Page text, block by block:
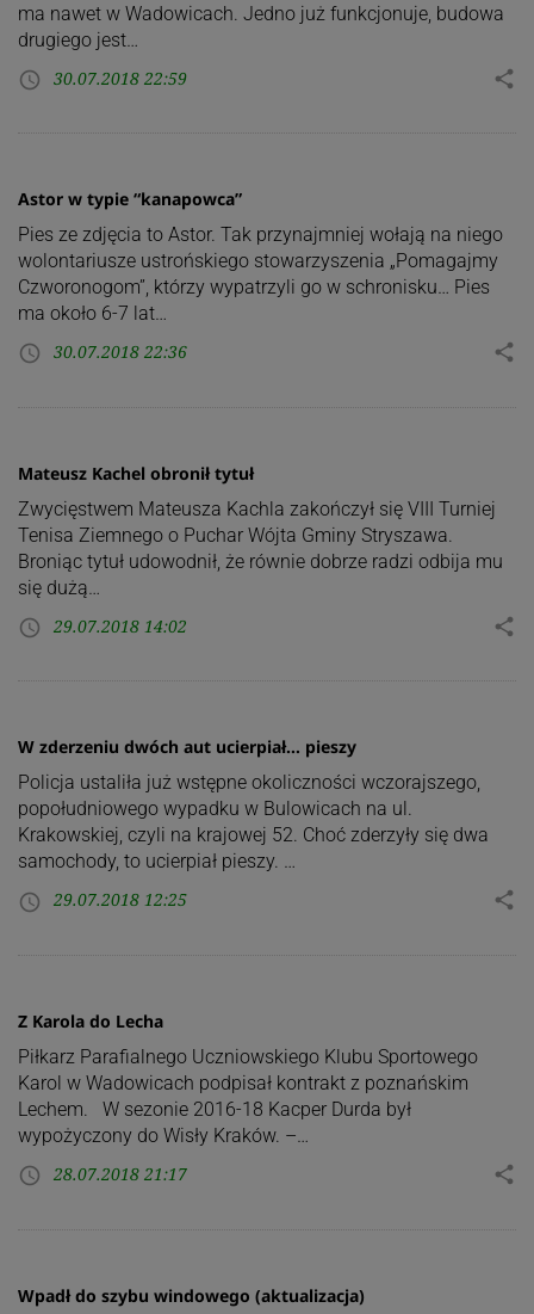
ma nawet w Wadowicach. Jedno już funkcjonuje, budowa
drugiego jest…
access_time 30.07.2018 22:59 share
Astor w typie “kanapowca”
Pies ze zdjęcia to Astor. Tak przynajmniej wołają na niego
wolontariusze ustrońskiego stowarzyszenia „Pomagajmy
Czworonogom”, którzy wypatrzyli go w schronisku… Pies
ma około 6-7 lat…
access_time 30.07.2018 22:36 share
Mateusz Kachel obronił tytuł
Zwycięstwem Mateusza Kachla zakończył się VIII Turniej
Tenisa Ziemnego o Puchar Wójta Gminy Stryszawa.
Broniąc tytuł udowodnił, że równie dobrze radzi odbija mu
się dużą…
access_time 29.07.2018 14:02 share
W zderzeniu dwóch aut ucierpiał… pieszy
Policja ustaliła już wstępne okoliczności wczorajszego,
popołudniowego wypadku w Bulowicach na ul.
Krakowskiej, czyli na krajowej 52. Choć zderzyły się dwa
samochody, to ucierpiał pieszy. …
access_time 29.07.2018 12:25 share
Z Karola do Lecha
Piłkarz Parafialnego Uczniowskiego Klubu Sportowego
Karol w Wadowicach podpisał kontrakt z poznańskim
Lechem. W sezonie 2016-18 Kacper Durda był
wypożyczony do Wisły Kraków. –…
access_time 28.07.2018 21:17 share
Wpadł do szybu windowego (aktualizacja)